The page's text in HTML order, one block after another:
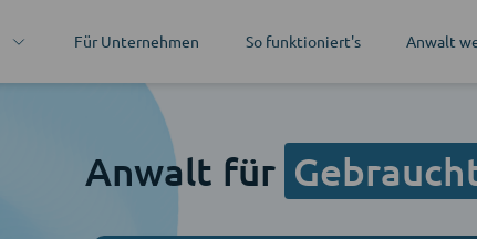
Für Unternehmen So funktioniert's Anwalt
Anwalt für